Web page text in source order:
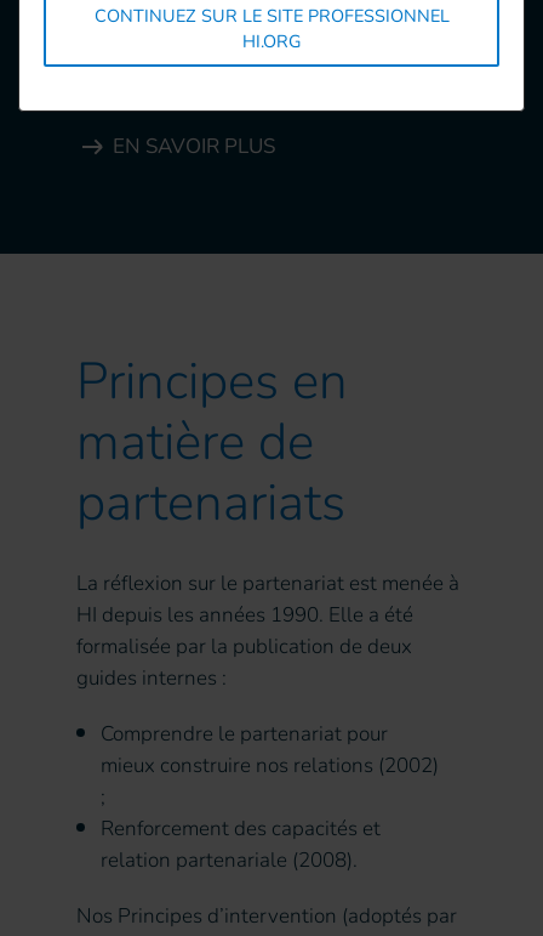
l'accompagnement des partenaires de HI
dans le déploiement de leurs standards de
EN SAVOIR PLUS
Principes en
matière de
partenariats
La réflexion sur le partenariat est menée à
HI depuis les années 1990. Elle a été
formalisée par la publication de deux
guides internes :
Comprendre le partenariat pour
mieux construire nos relations (2002)
;
Renforcement des capacités et
relation partenariale (2008).
Nos Principes d’intervention (adoptés par
CONTINUEZ SUR LE SITE PROFESSIONNEL
HI.ORG